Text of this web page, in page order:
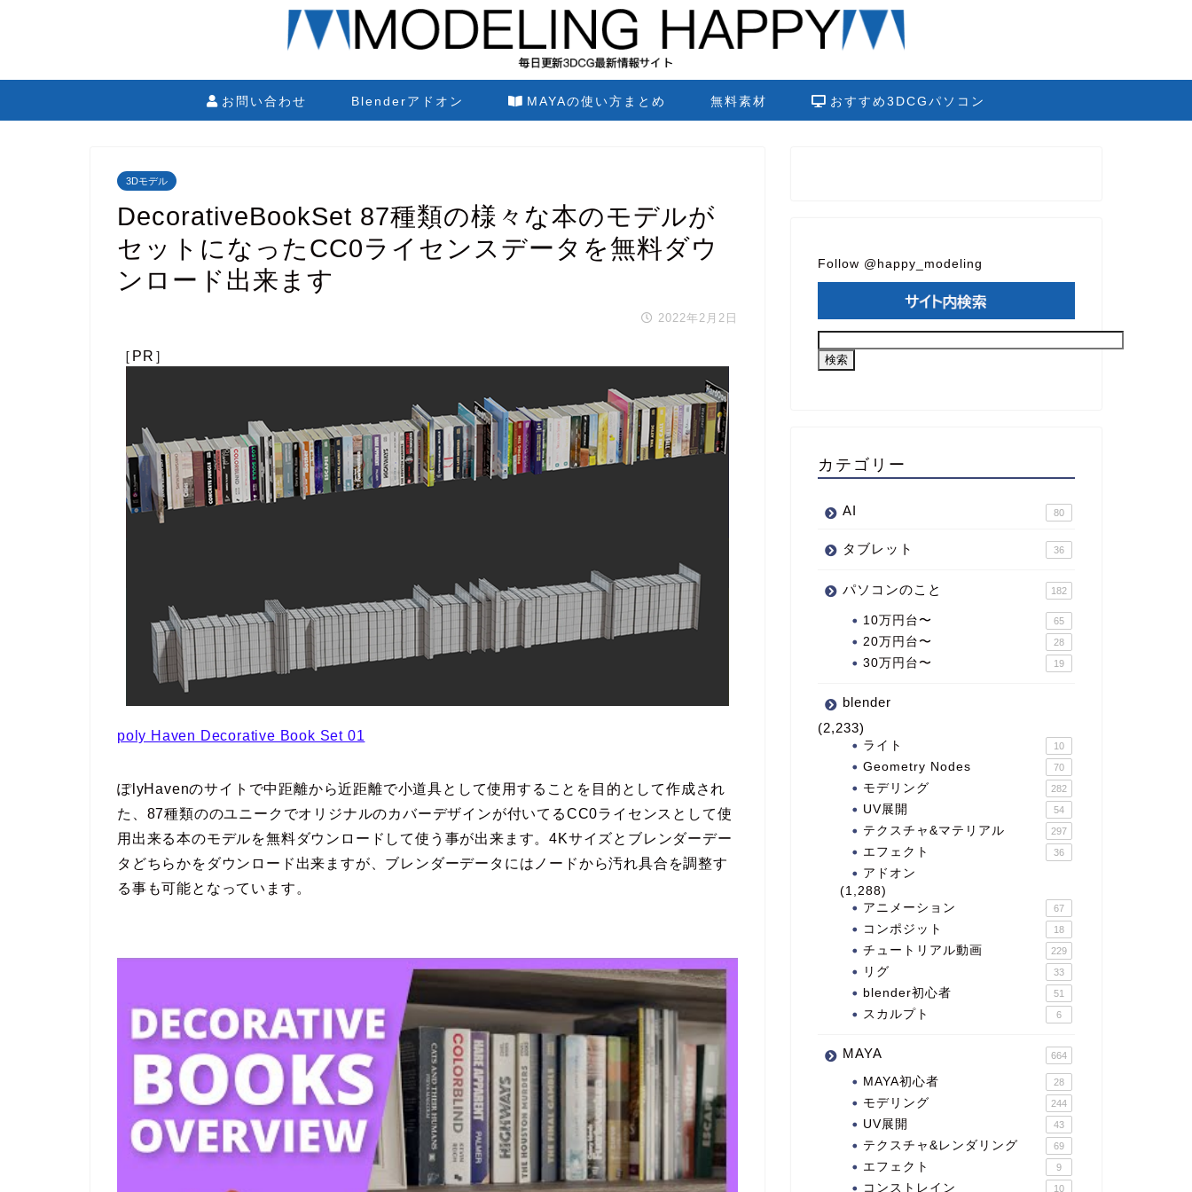
お問い合わせ Blenderアドオン MAYAの使い方まとめ 無料素材 おすすめ3DCGパソコン
3Dモデル
DecorativeBookSet 87種類の様々な本のモデルが
セットになったCC0ライセンスデータを無料ダウ
ンロード出来ます
2022年2月2日
［PR］
poly Haven Decorative Book Set 01
ぽlyHavenのサイトで中距離から近距離で小道具として使用することを目的として作成され
た、87種類ののユニークでオリジナルのカバーデザインが付いてるCC0ライセンスとして使
用出来る本のモデルを無料ダウンロードして使う事が出来ます。4Kサイズとブレンダーデー
タどちらかをダウンロード出来ますが、ブレンダーデータにはノードから汚れ具合を調整す
る事も可能となっています。
Follow @happy_modeling
カテゴリー
AI 80
タブレット 36
パソコンのこと 182
10万円台〜 65
20万円台〜 28
30万円台〜 19
blender
(2,233)
ライト 10
Geometry Nodes 70
モデリング 282
UV展開 54
テクスチャ&マテリアル 297
エフェクト 36
アドオン
(1,288)
アニメーション
67
コンポジット 18
チュートリアル動画 229
リグ 33
blender初心者 51
スカルプト 6
MAYA 664
MAYA初心者 28
モデリング 244
UV展開 43
テクスチャ&レンダリング 69
エフェクト 9
コンストレイン 10